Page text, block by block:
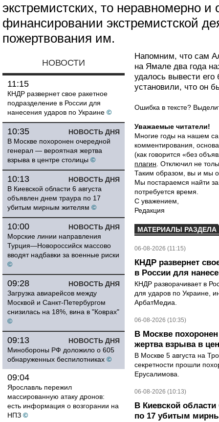
экстремистских, то неравномерно и
финансировании экстремистской
пожертвования им.
НОВОСТИ
11:15
КНДР развернет свое ракетное
подразделение в России для
нанесения ударов по Украине ©
НОВОСТЬ ДНЯ
10:35
В Москве похоронен очередной
генерал — вероятная жертва
взрыва в центре столицы ©
НОВОСТЬ ДНЯ
10:13
В Киевской области 6 августа
объявлен днем траура по 17
убитым мирным жителям ©
НОВОСТЬ ДНЯ
10:00
Морские линии направления
Турция—Новороссийск массово
вводят надбавки за военные риски
©
НОВОСТЬ ДНЯ
09:28
Загрузка авиарейсов между
Москвой и Санкт-Петербургом
снизилась на 18%, вина в "Коврах"
©
НОВОСТЬ ДНЯ
09:13
Минобороны РФ доложило о 605
обнаруженных беспилотниках ©
09:04
Ярославль пережил
массированную атаку дронов:
есть информация о возгорании на
НПЗ ©
Напомним, что сам
на Ямале два года
удалось вывести его
установили, что он
Ошибка в тексте?
Уважаемые читатели!
Многие годы на нашем
комментирования,
(как говорится «без
плагин . Отключил не
Таким образом, вы и мы
Мы постараемся найти
потребуется время.
С уважением,
Редакция
МАТЕРИАЛЫ РАЗДЕЛА
06-08-2026 (11:15)
КНДР развернет
в России для
КНДР разворачивает в
для ударов по Украине,
АрбатМедиа.
06-08-2026 (10:35)
В Москве
жертва взрыва в
В Москве 5 августа на
секретности прошли
Ерусалимова.
06-08-2026 (10:13)
В Киевской
по 17 убитым